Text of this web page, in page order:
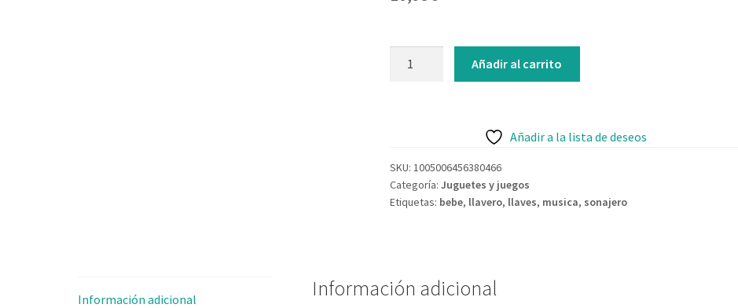
Añadir al carrito
Añadir a la lista de deseos
SKU: 1005006456380466
Categoría: Juguetes y juegos
Etiquetas: bebe, llavero, llaves, musica, sonajero
Información adicional Información adicional